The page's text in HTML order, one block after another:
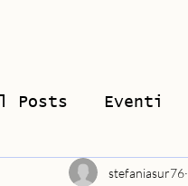
Posts Eventi
stefaniasur76